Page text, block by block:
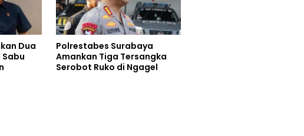
Dua
Polrestabes Surabaya
Amankan Tiga Tersangka
Serobot Ruko di Ngagel